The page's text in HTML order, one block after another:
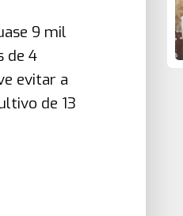
9 mil
de 4
evitar a
de 13